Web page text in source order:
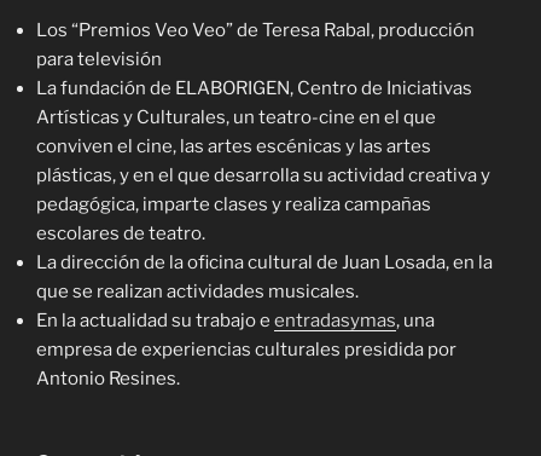
Los “Premios Veo Veo” de Teresa Rabal, producción
para televisión
La fundación de ELABORIGEN, Centro de Iniciativas
Artísticas y Culturales, un teatro-cine en el que
conviven el cine, las artes escénicas y las artes
plásticas, y en el que desarrolla su actividad creativa y
pedagógica, imparte clases y realiza campañas
escolares de teatro.
La dirección de la oficina cultural de Juan Losada, en la
que se realizan actividades musicales.
En la actualidad su trabajo e entradasymas, una
empresa de experiencias culturales presidida por
Antonio Resines.